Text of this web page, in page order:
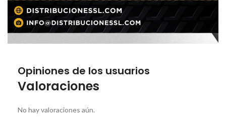
Opiniones de los usuarios
Valoraciones
No hay valoraciones aún.